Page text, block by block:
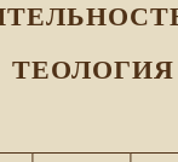
ТЕОЛОГИЯ